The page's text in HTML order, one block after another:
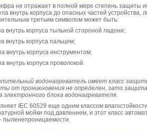
не отражает в полной мере степень защиты
внутрь корпуса до опасных частей устройства,
третьим символом может быть:
внутрь корпуса тыльной стороной ладони;
внутрь корпуса пальцем;
внутрь корпуса инструментом;
внутрь корпуса проволокой.
водонагреватель имеет класс
от проникновения не определен, зато
блока водонагревателя.
IEC 60529 еще одним классом
мойки под давлением, и этот класс
пыленепроницаемости.